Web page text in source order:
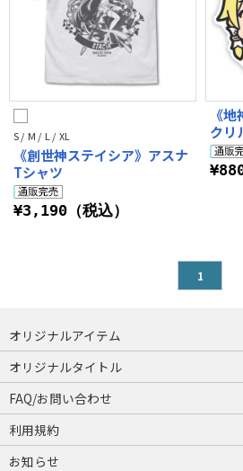
S / M / L / XL
《創世神ステイシア》アスナ
Tシャツ
¥3,190（税込）
《
クリ
1
オリジナルアイテム
オリジナルタイトル
アイテムヤ
ミスカトニック大學購買部
FAQ/お問い合わせ
FAQ
お問い合わせ
利用規約
会員規約・ポイント規約
特定商取引法に関する表示
プライバシーポリシー
お知らせ